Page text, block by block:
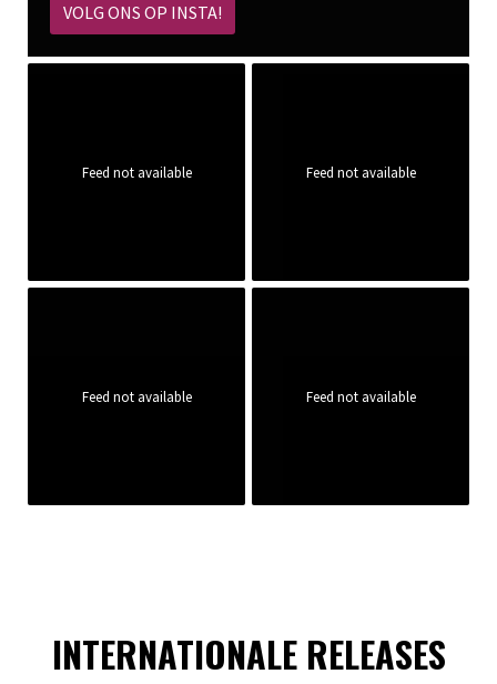
VOLG ONS OP INSTA!
Feed not available Feed not available
Feed not available Feed not available
INTERNATIONALE RELEASES